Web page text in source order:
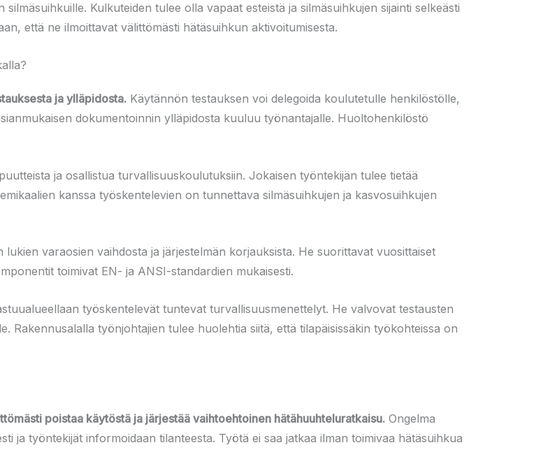
Kulkuteiden tulee olla vapaat esteistä ja silmäsuihkujen sijainti selkeästi
että ne ilmoittavat välittömästi hätäsuihkun aktivoitumisesta.
ja ylläpidosta. Käytännön testauksen voi delegoida koulutetulle henkilöstölle,
dokumentoinnin ylläpidosta kuuluu työnantajalle. Huoltohenkilöstö
ja osallistua turvallisuuskoulutuksiin. Jokaisen työntekijän tulee tietää
kanssa työskentelevien on tunnettava silmäsuihkujen ja kasvosuihkujen
varaosien vaihdosta ja järjestelmän korjauksista. He suorittavat vuosittaiset
toimivat EN- ja ANSI-standardien mukaisesti.
työskentelevät tuntevat turvallisuusmenettelyt. He valvovat testausten
Rakennusalalla työnjohtajien tulee huolehtia siitä, että tilapäisissäkin työkohteissa on
poistaa käytöstä ja järjestää vaihtoehtoinen hätähuuhteluratkaisu. Ongelma
ja työntekijät informoidaan tilanteesta. Työtä ei saa jatkaa ilman toimivaa hätäsuihkua